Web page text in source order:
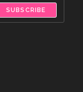
SUBSCRIBE